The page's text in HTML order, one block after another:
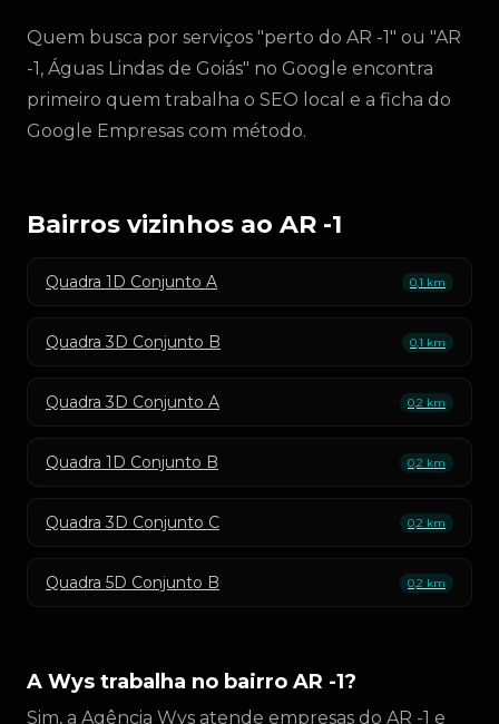
Quem busca por serviços "perto do AR -1" ou "AR
-1, Águas Lindas de Goiás" no Google encontra
primeiro quem trabalha o SEO local e a ficha do
Google Empresas com método.
Bairros vizinhos ao AR -1
Quadra 1D Conjunto A 0,1 km
Quadra 3D Conjunto B 0,1 km
Quadra 3D Conjunto A 0,2 km
Quadra 1D Conjunto B 0,2 km
Quadra 3D Conjunto C 0,2 km
Quadra 5D Conjunto B 0,2 km
A Wys trabalha no bairro AR -1?
Sim, a Agência Wys atende empresas do AR -1 e